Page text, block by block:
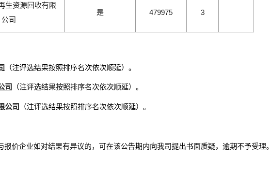
生资源回收有限
公司
是 479975 3
（注评选结果按照排序名次依次顺延）。
司 （注评选结果按照排序名次依次顺延）。
公司 （注评选结果按照排序名次依次顺延）。
价企业如对结果有异议的，可在该公告期内向我司提出书面质疑，逾期不予受理。